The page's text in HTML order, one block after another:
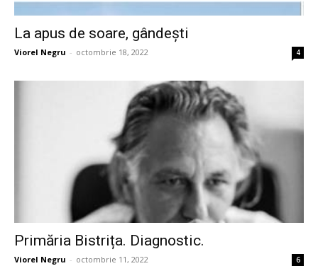
La apus de soare, gândești
Viorel Negru - octombrie 18, 2022 4
Primăria Bistrița. Diagnostic.
Viorel Negru - octombrie 11, 2022 6